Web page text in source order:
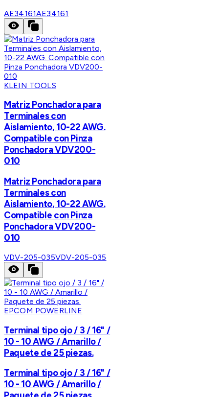
AE34161AE34161
KLEIN TOOLS
Matriz Ponchadora para
Terminales con
Aislamiento, 10-22 AWG.
Compatible con Pinza
Ponchadora VDV200-
010
Matriz Ponchadora para
Terminales con
Aislamiento, 10-22 AWG.
Compatible con Pinza
Ponchadora VDV200-
010
VDV-205-035VDV-205-035
EPCOM POWERLINE
Terminal tipo ojo / 3 / 16" /
10 - 10 AWG / Amarillo /
Paquete de 25 piezas.
Terminal tipo ojo / 3 / 16" /
10 - 10 AWG / Amarillo /